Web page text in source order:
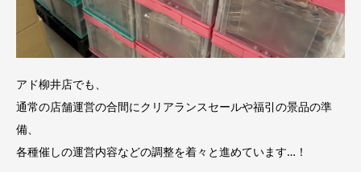
アド柳井店でも、
通常の店舗運営の合間にクリアランスセールや福引の景品の準
備、
各種催しの運営内容などの調整を着々と進めています…！